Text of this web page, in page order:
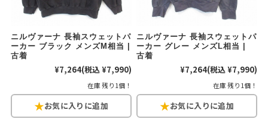
お客様の声
レビュー1万件突破
お気に入りリスト
メルマガ登録
会社概要
ニルヴァーナ 長袖スウェットパ
ーカー ブラック メンズM相当 |
古着
¥7,264(税込 ¥7,990)
在庫 残り1個！
ニルヴァーナ 長袖スウェットパ
ーカー グレー メンズL相当 |
古着
¥7,264(税込 ¥7,990)
在庫 残り1個！